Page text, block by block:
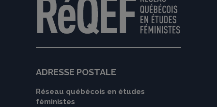
ADRESSE POSTALE
Réseau québécois en études
féministes